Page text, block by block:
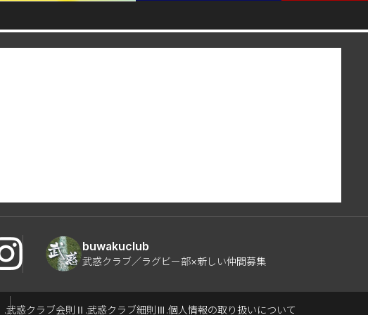
buwakuclub
武惑クラブ／ラグビー部×新しい仲間募集
武惑クラブ会則 Ⅱ.武惑クラブ細則 Ⅲ.個人情報の取り扱いについて